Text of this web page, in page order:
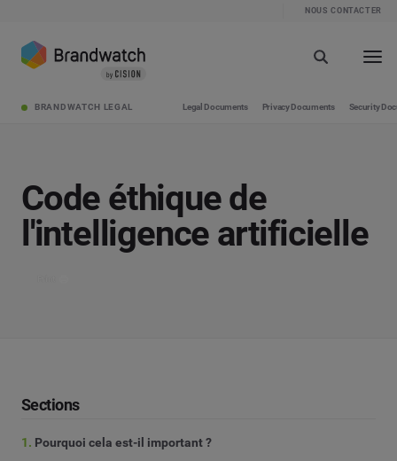
NOUS CONTACTER
BRANDWATCH LEGAL Legal Documents Privacy Documents Security
Code éthique de
l'intelligence artificielle
Sections
1. Pourquoi cela est-il important ?